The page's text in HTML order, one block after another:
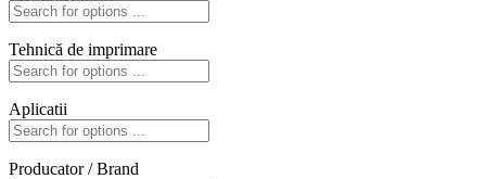
Tehnică de imprimare
Aplicatii
Producator / Brand